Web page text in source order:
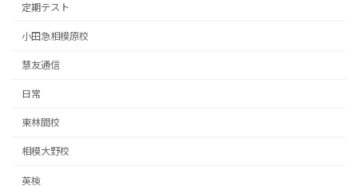
定期テスト
小田急相模原校
慧友通信
日常
東林間校
相模大野校
英検